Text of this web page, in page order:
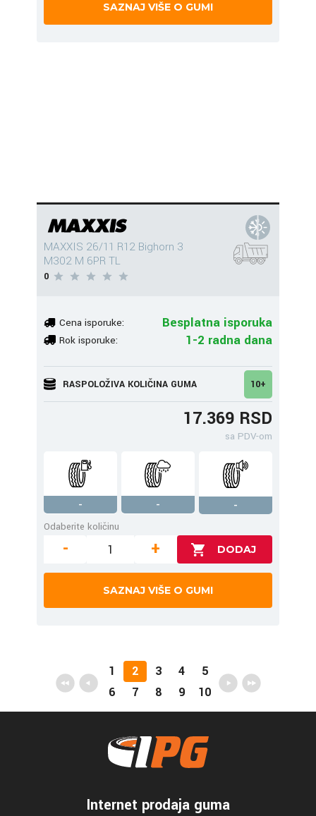
SAZNAJ VIŠE O GUMI
MAXXIS 26/11 R12 Bighorn 3
M302 M 6PR TL
0
Cena isporuke: Besplatna isporuka
Rok isporuke: 1-2 radna dana
RASPOLOŽIVA KOLIČINA GUMA 10+
17.369 RSD
sa PDV-om
- -
-
Odaberite količinu
- +
SAZNAJ VIŠE O GUMI
1 2 3 4
5
6
7 8 9 10
Internet prodaja guma